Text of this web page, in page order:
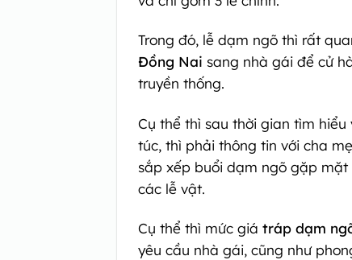
Trong đó, lễ dạm ngõ thì rất
Đồng Nai sang nhà gái để cử
truyền thống.
Cụ thể thì sau thời gian tìm
túc, thì phải thông tin với cha
sắp xếp buổi dạm ngõ gặp mặt
các lễ vật.
Cụ thể thì mức giátráp dạm
yêu cầu nhà gái, cũng như